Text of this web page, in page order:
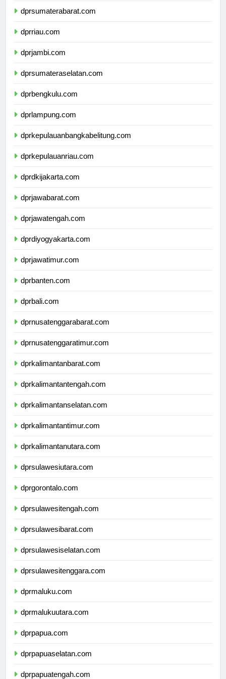
dprsumaterabarat.com
dprriau.com
dprjambi.com
dprsumateraselatan.com
dprbengkulu.com
dprlampung.com
dprkepulauanbangkabelitung.com
dprkepulauanriau.com
dprdkijakarta.com
dprjawabarat.com
dprjawatengah.com
dprdiyogyakarta.com
dprjawatimur.com
dprbanten.com
dprbali.com
dprnusatenggarabarat.com
dprnusatenggaratimur.com
dprkalimantanbarat.com
dprkalimantantengah.com
dprkalimantanselatan.com
dprkalimantantimur.com
dprkalimantanutara.com
dprsulawesiutara.com
dprgorontalo.com
dprsulawesitengah.com
dprsulawesibarat.com
dprsulawesiselatan.com
dprsulawesitenggara.com
dprmaluku.com
dprmalukuutara.com
dprpapua.com
dprpapuaselatan.com
dprpapuatengah.com